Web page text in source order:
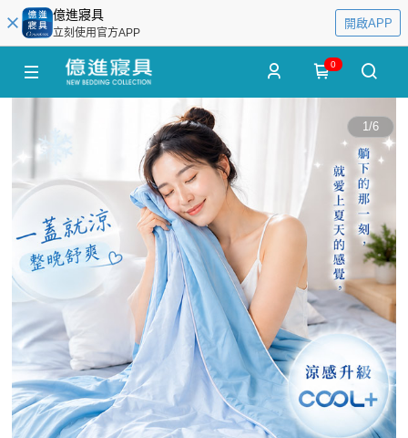
億進寢具
立刻使用官方APP
開啟APP
0
1/6